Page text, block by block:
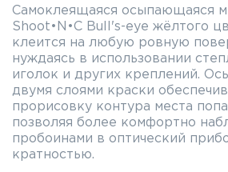
Самоклеящаяся осыпающаяся
Shoot•N•C Bull's-eye жёлтого
клеится на любую ровную
нуждаясь в использовании
иголок и других креплений.
двумя слоями краски
прорисовку контура места
позволяя более комфортно
пробоинами в оптический
кратностью.